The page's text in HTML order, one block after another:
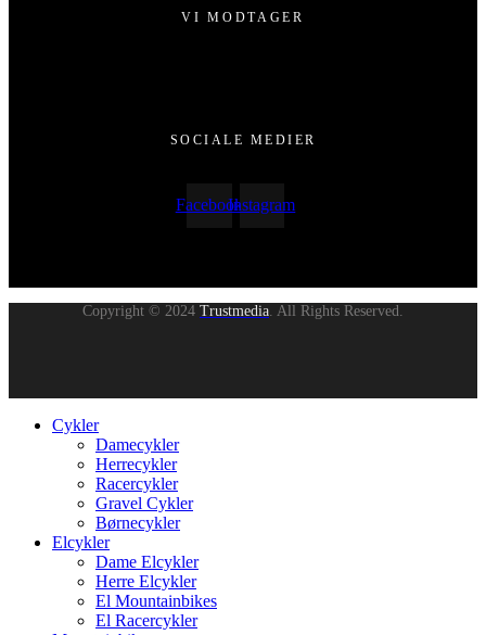
VI MODTAGER
SOCIALE MEDIER
FacebookInstagram
Copyright © 2024 Trustmedia. All Rights Reserved.
Cykler
Damecykler
Herrecykler
Racercykler
Gravel Cykler
Børnecykler
Elcykler
Dame Elcykler
Herre Elcykler
El Mountainbikes
El Racercykler